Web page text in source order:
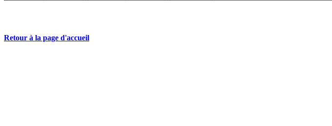
Retour à la page d'accueil